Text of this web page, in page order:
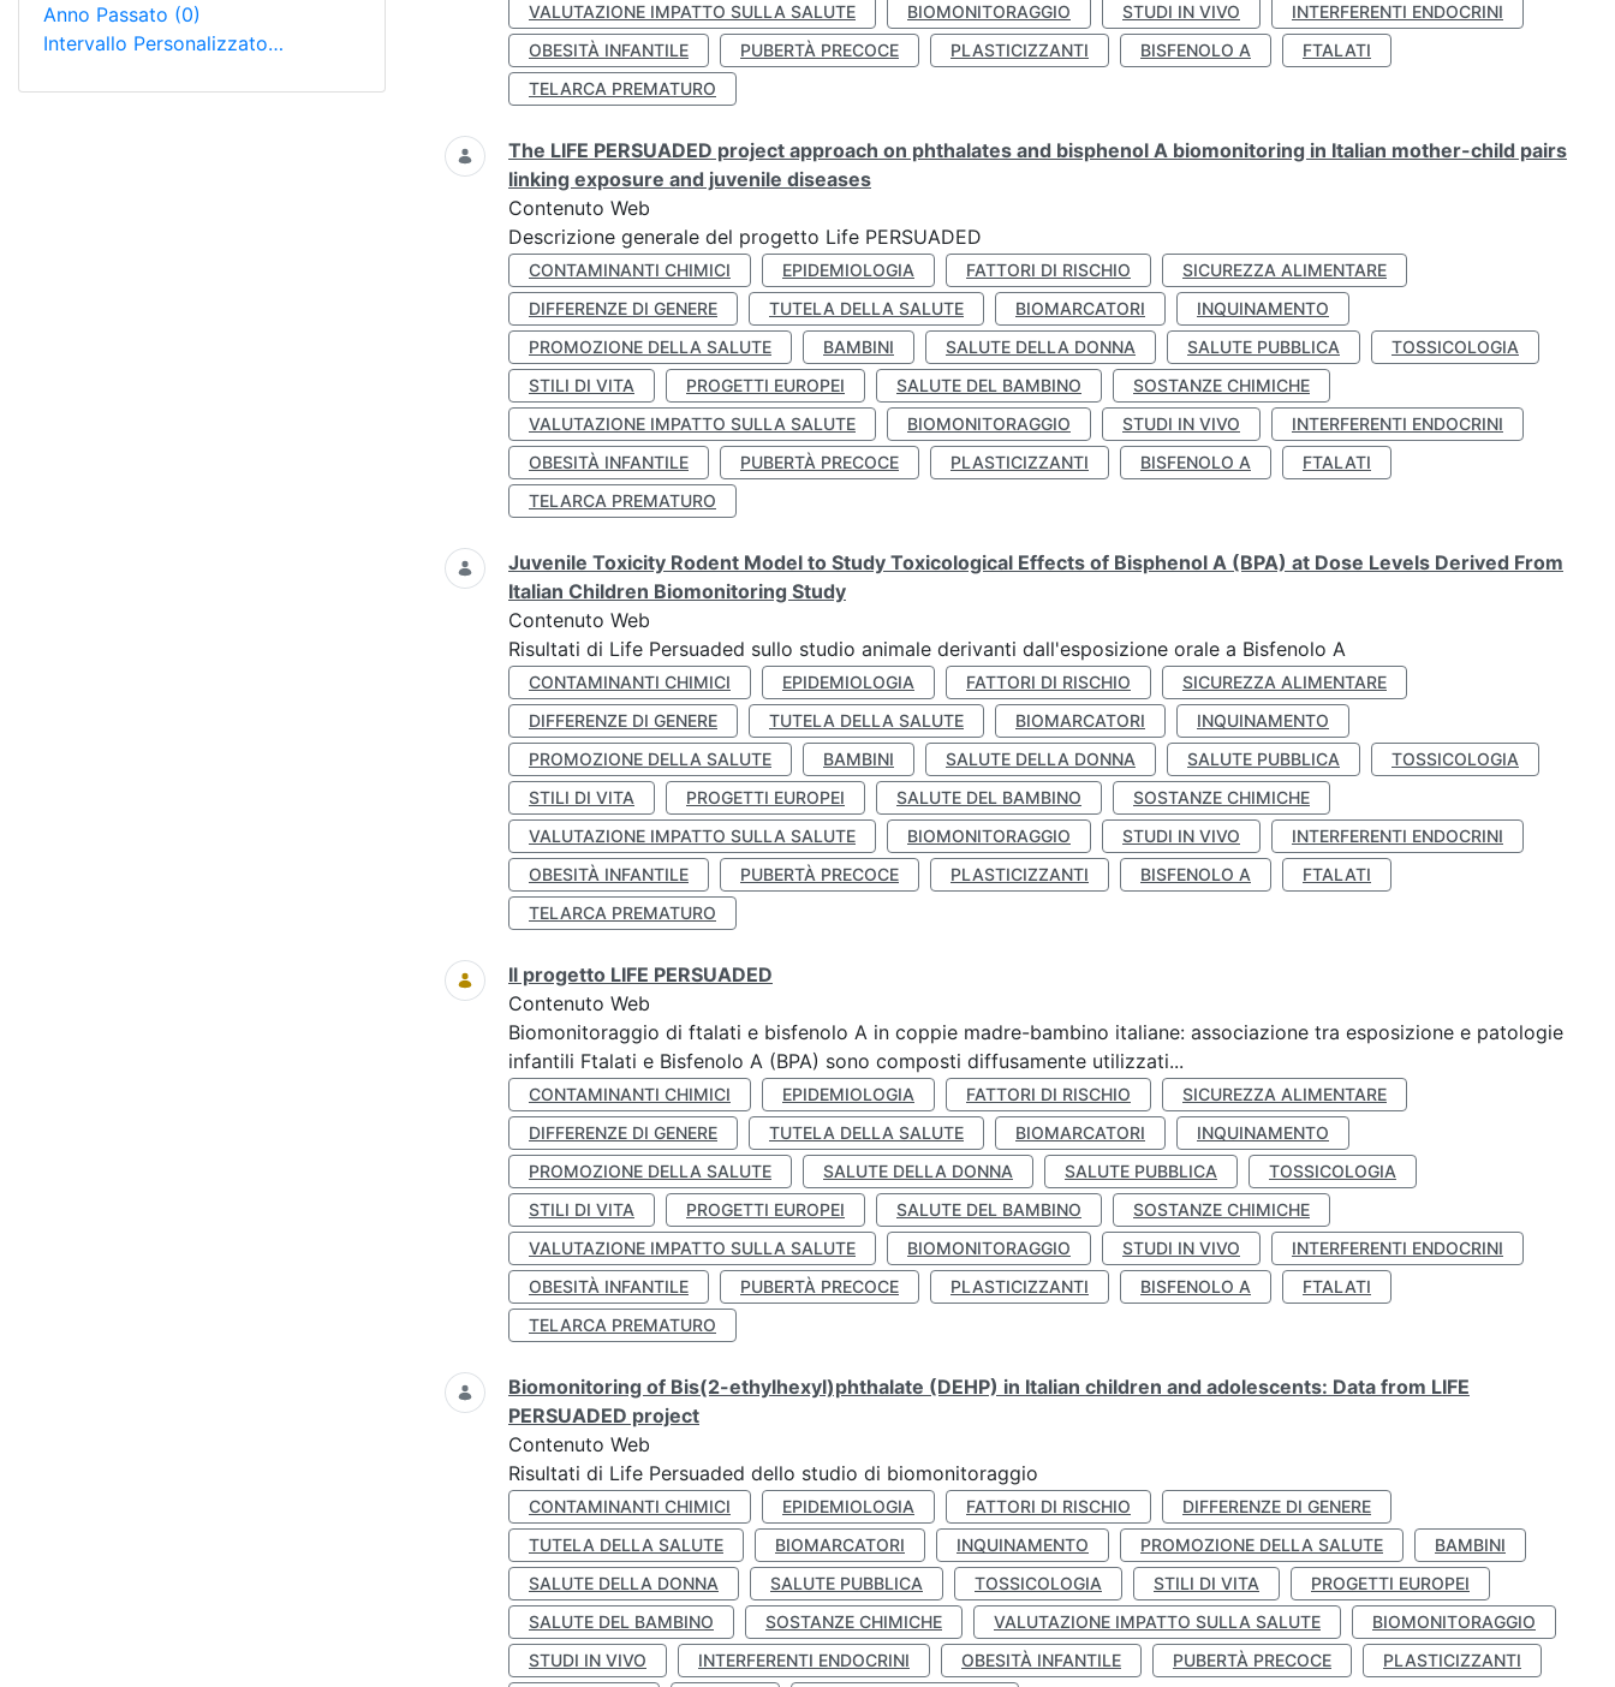
Anno Passato (0)
Intervallo Personalizzato…
VALUTAZIONE IMPATTO SULLA SALUTE
BIOMONITORAGGIO STUDI IN VIVO
INTERFERENTI ENDOCRINI
OBESITÀ INFANTILE
PUBERTÀ PRECOCE PLASTICIZZANTI BISFENOLO A
FTALATI
TELARCA PREMATURO
The LIFE PERSUADED project approach on phthalates and bisphenol A biomonitoring in Italian mother-child pairs
linking exposure and juvenile diseases
Contenuto Web
Descrizione generale del progetto Life PERSUADED
CONTAMINANTI CHIMICI EPIDEMIOLOGIA FATTORI DI RISCHIO
SICUREZZA ALIMENTARE
DIFFERENZE DI GENERE
TUTELA DELLA SALUTE BIOMARCATORI
INQUINAMENTO
PROMOZIONE DELLA SALUTE
BAMBINI SALUTE DELLA DONNA SALUTE PUBBLICA
TOSSICOLOGIA
STILI DI VITA
PROGETTI EUROPEI SALUTE DEL BAMBINO
SOSTANZE CHIMICHE
VALUTAZIONE IMPATTO SULLA SALUTE
BIOMONITORAGGIO STUDI IN VIVO
INTERFERENTI ENDOCRINI
OBESITÀ INFANTILE
PUBERTÀ PRECOCE PLASTICIZZANTI BISFENOLO A
FTALATI
TELARCA PREMATURO
Juvenile Toxicity Rodent Model to Study Toxicological Effects of Bisphenol A (BPA) at Dose Levels Derived From
Italian Children Biomonitoring Study
Contenuto Web
Risultati di Life Persuaded sullo studio animale derivanti dall'esposizione orale a Bisfenolo A
CONTAMINANTI CHIMICI EPIDEMIOLOGIA FATTORI DI RISCHIO
SICUREZZA ALIMENTARE
DIFFERENZE DI GENERE
TUTELA DELLA SALUTE BIOMARCATORI
INQUINAMENTO
PROMOZIONE DELLA SALUTE
BAMBINI SALUTE DELLA DONNA SALUTE PUBBLICA
TOSSICOLOGIA
STILI DI VITA
PROGETTI EUROPEI SALUTE DEL BAMBINO
SOSTANZE CHIMICHE
VALUTAZIONE IMPATTO SULLA SALUTE
BIOMONITORAGGIO STUDI IN VIVO
INTERFERENTI ENDOCRINI
OBESITÀ INFANTILE
PUBERTÀ PRECOCE PLASTICIZZANTI BISFENOLO A
FTALATI
TELARCA PREMATURO
Il progetto LIFE PERSUADED
Contenuto Web
Biomonitoraggio di ftalati e bisfenolo A in coppie madre-bambino italiane: associazione tra esposizione e patologie
infantili Ftalati e Bisfenolo A (BPA) sono composti diffusamente utilizzati...
CONTAMINANTI CHIMICI EPIDEMIOLOGIA FATTORI DI RISCHIO
SICUREZZA ALIMENTARE
DIFFERENZE DI GENERE
TUTELA DELLA SALUTE BIOMARCATORI
INQUINAMENTO
PROMOZIONE DELLA SALUTE
SALUTE DELLA DONNA SALUTE PUBBLICA
TOSSICOLOGIA
STILI DI VITA
PROGETTI EUROPEI SALUTE DEL BAMBINO
SOSTANZE CHIMICHE
VALUTAZIONE IMPATTO SULLA SALUTE
BIOMONITORAGGIO STUDI IN VIVO
INTERFERENTI ENDOCRINI
OBESITÀ INFANTILE
PUBERTÀ PRECOCE PLASTICIZZANTI BISFENOLO A
FTALATI
TELARCA PREMATURO
Biomonitoring of Bis(2-ethylhexyl)phthalate (DEHP) in Italian children and adolescents: Data from LIFE
PERSUADED project
Contenuto Web
Risultati di Life Persuaded dello studio di biomonitoraggio
CONTAMINANTI CHIMICI EPIDEMIOLOGIA FATTORI DI RISCHIO
DIFFERENZE DI GENERE
TUTELA DELLA SALUTE
BIOMARCATORI INQUINAMENTO PROMOZIONE DELLA SALUTE
BAMBINI
SALUTE DELLA DONNA
SALUTE PUBBLICA TOSSICOLOGIA STILI DI VITA
PROGETTI EUROPEI
SALUTE DEL BAMBINO
SOSTANZE CHIMICHE VALUTAZIONE IMPATTO SULLA SALUTE
BIOMONITORAGGIO
STUDI IN VIVO
INTERFERENTI ENDOCRINI OBESITÀ INFANTILE PUBERTÀ PRECOCE
PLASTICIZZANTI